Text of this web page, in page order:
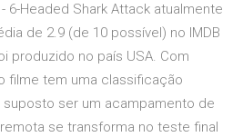
6-Headed Shark Attack atualmente
de 2.9 (de 10 possível) no IMDB
produzido no país USA. Com
filme tem uma classificação
suposto ser um acampamento de
se transforma no teste final